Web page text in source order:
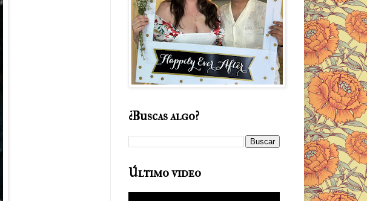
¿Buscas algo?
Último video